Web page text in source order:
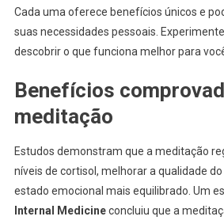
Cada uma oferece benefícios únicos e
suas necessidades pessoais.
descobrir o que funciona melhor para
Benefícios
meditação
Estudos demonstram que a meditação
níveis de cortisol, melhorar a qualidade
estado emocional mais equilibrado. Um
Internal Medicineconcluiu que a